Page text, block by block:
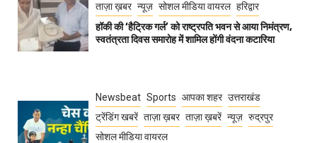
ताज़ा ख़बर न्यूज़ सोशल मीडिया वायरल हरिद्वार
हॉकी की ‘हैट्रिक गर्ल’ को राष्ट्रपति भवन से आया निमंत्रण,
स्वतंत्रता दिवस समारोह में शामिल होंगी वंदना कटारिया
Newsbeat Sports आपका शहर उत्तराखंड
ट्रेंडिंग खबरें ताज़ा ख़बर ताज़ा ख़बरें न्यूज़ रुद्रपुर
सोशल मीडिया वायरल